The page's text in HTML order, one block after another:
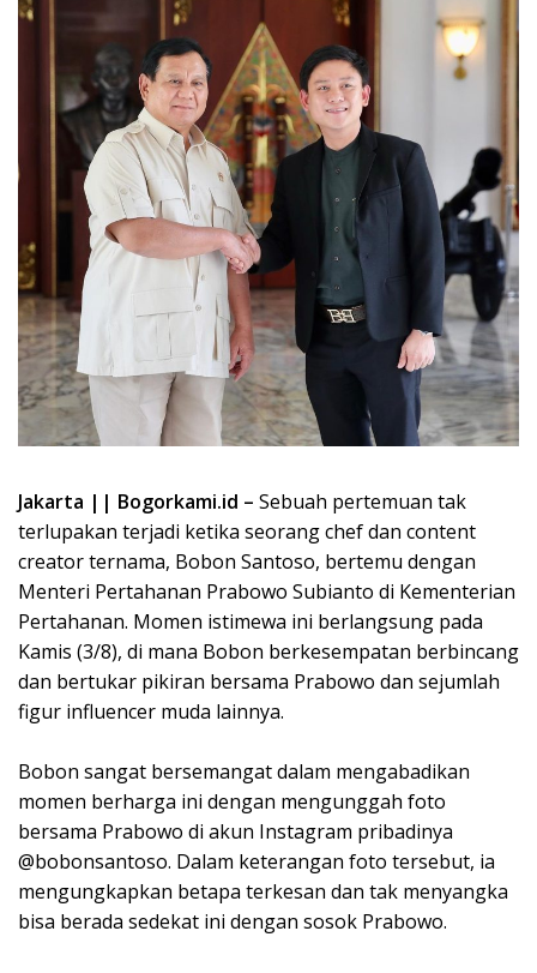
Jakarta || Bogorkami.id – Sebuah pertemuan tak
terlupakan terjadi ketika seorang chef dan content
creator ternama, Bobon Santoso, bertemu dengan
Menteri Pertahanan Prabowo Subianto di Kementerian
Pertahanan. Momen istimewa ini berlangsung pada
Kamis (3/8), di mana Bobon berkesempatan berbincang
dan bertukar pikiran bersama Prabowo dan sejumlah
figur influencer muda lainnya.
Bobon sangat bersemangat dalam mengabadikan
momen berharga ini dengan mengunggah foto
bersama Prabowo di akun Instagram pribadinya
@bobonsantoso. Dalam keterangan foto tersebut, ia
mengungkapkan betapa terkesan dan tak menyangka
bisa berada sedekat ini dengan sosok Prabowo.